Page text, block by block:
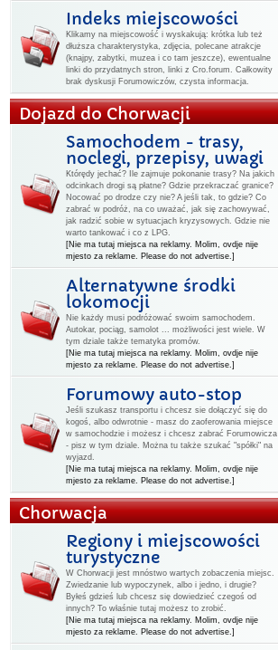
Indeks miejscowości
Klikamy na miejscowość i wyskakują: krótka lub też
dłuższa charakterystyka, zdjęcia, polecane atrakcje
(knajpy, zabytki, muzea i co tam jeszcze), ewentualne
linki do przydatnych stron, linki z Cro.forum. Całkowity
brak dyskusji Forumowiczów, czysta informacja.
Dojazd do Chorwacji
Samochodem - trasy,
noclegi, przepisy, uwagi
Którędy jechać? Ile zajmuje pokonanie trasy? Na jakich
odcinkach drogi są płatne? Gdzie przekraczać granice?
Nocować po drodze czy nie? A jeśli tak, to gdzie? Co
zabrać w podróż, na co uważać, jak się zachowywać,
jak radzić sobie w sytuacjach kryzysowych. Gdzie nie
warto tankować i co z LPG.
[Nie ma tutaj miejsca na reklamy. Molim, ovdje nije
mjesto za reklame. Please do not advertise.]
Alternatywne środki
lokomocji
Nie każdy musi podróżować swoim samochodem.
Autokar, pociąg, samolot ... możliwości jest wiele. W
tym dziale także tematyka promów.
[Nie ma tutaj miejsca na reklamy. Molim, ovdje nije
mjesto za reklame. Please do not advertise.]
Forumowy auto-stop
Jeśli szukasz transportu i chcesz sie dołączyć się do
kogoś, albo odwrotnie - masz do zaoferowania miejsce
w samochodzie i możesz i chcesz zabrać Forumowicza
- pisz w tym dziale. Można tu także szukać "spółki" na
wyjazd.
[Nie ma tutaj miejsca na reklamy. Molim, ovdje nije
mjesto za reklame. Please do not advertise.]
Chorwacja
Regiony i miejscowości
turystyczne
W Chorwacji jest mnóstwo wartych zobaczenia miejsc.
Zwiedzanie lub wypoczynek, albo i jedno, i drugie?
Byłeś gdzieś lub chcesz się dowiedzieć czegoś od
innych? To właśnie tutaj możesz to zrobić.
[Nie ma tutaj miejsca na reklamy. Molim, ovdje nije
mjesto za reklame. Please do not advertise.]